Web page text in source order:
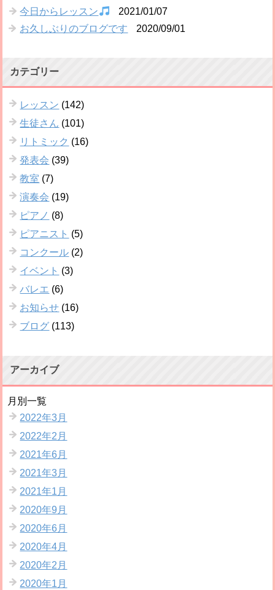
今日からレッスン
2021/01/07
お久しぶりのブログです
2020/09/01
カテゴリー
レッスン (142)
生徒さん (101)
リトミック (16)
発表会 (39)
教室 (7)
演奏会 (19)
ピアノ (8)
ピアニスト (5)
コンクール (2)
イベント (3)
バレエ (6)
お知らせ (16)
ブログ (113)
アーカイブ
月別一覧
2022年3月
2022年2月
2021年6月
2021年3月
2021年1月
2020年9月
2020年6月
2020年4月
2020年2月
2020年1月